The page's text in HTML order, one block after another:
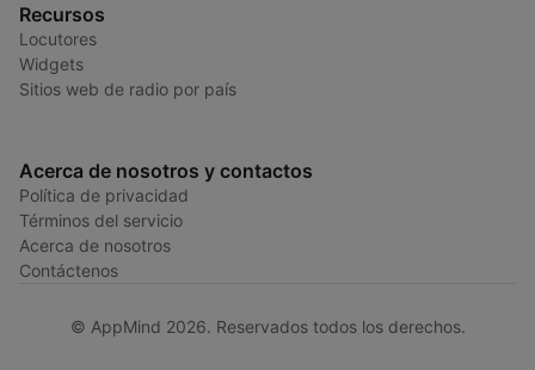
Recursos
Locutores
Widgets
Sitios web de radio por país
Acerca de nosotros y contactos
Política de privacidad
Términos del servicio
Acerca de nosotros
Contáctenos
© AppMind 2026. Reservados todos los derechos.